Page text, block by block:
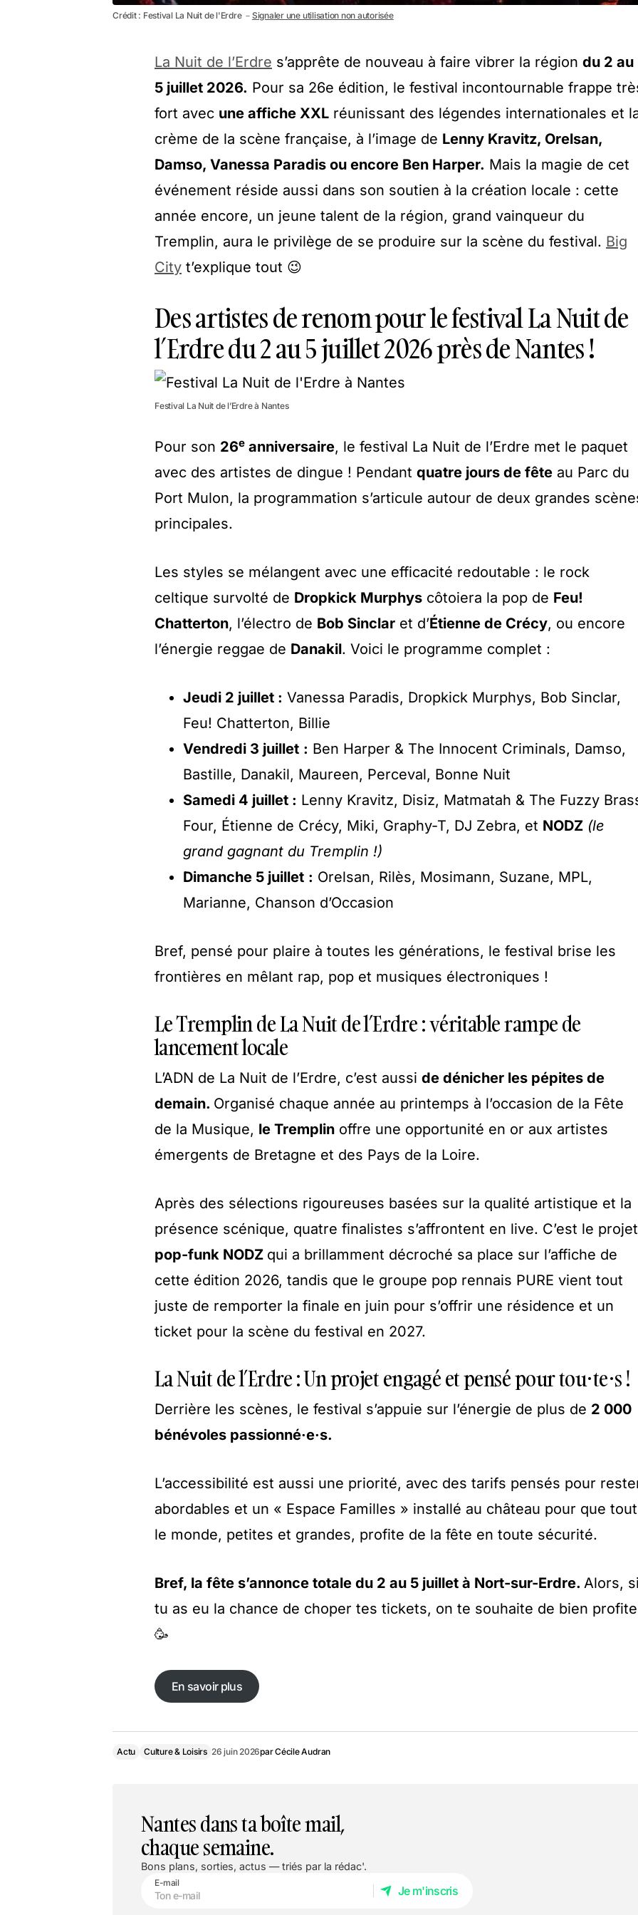
Crédit : Festival La Nuit de l'Erdre － Signaler une utilisation non autorisée
La Nuit de l’Erdre s’apprête de nouveau à faire vibrer la région du 2 au
5 juillet 2026. Pour sa 26e édition, le festival incontournable frappe
fort avec une affiche XXL réunissant des légendes internationales et
crème de la scène française, à l’image de Lenny Kravitz, Orelsan,
Damso, Vanessa Paradis ou encore Ben Harper. Mais la magie de cet
événement réside aussi dans son soutien à la création locale : cette
année encore, un jeune talent de la région, grand vainqueur du
Tremplin, aura le privilège de se produire sur la scène du festival. Big
City t’explique tout 😉
Des artistes de renom pour le festival La Nuit de
l’Erdre du 2 au 5 juillet 2026 près de Nantes !
Festival La Nuit de l’Erdre à Nantes
Pour son 26e anniversaire, le festival La Nuit de l’Erdre met le paquet
avec des artistes de dingue ! Pendant quatre jours de fête au Parc du
Port Mulon, la programmation s’articule autour de deux grandes
principales.
Les styles se mélangent avec une efficacité redoutable : le rock
celtique survolté de Dropkick Murphys côtoiera la pop de Feu!
Chatterton, l’électro de Bob Sinclar et d’Étienne de Crécy, ou encore
l’énergie reggae de Danakil. Voici le programme complet :
Jeudi 2 juillet : Vanessa Paradis, Dropkick Murphys, Bob Sinclar,
Feu! Chatterton, Billie
Vendredi 3 juillet : Ben Harper & The Innocent Criminals, Damso,
Bastille, Danakil, Maureen, Perceval, Bonne Nuit
Samedi 4 juillet : Lenny Kravitz, Disiz, Matmatah & The Fuzzy
Four, Étienne de Crécy, Miki, Graphy-T, DJ Zebra, et NODZ (le
grand gagnant du Tremplin !)
Dimanche 5 juillet : Orelsan, Rilès, Mosimann, Suzane, MPL,
Marianne, Chanson d’Occasion
Bref, pensé pour plaire à toutes les générations, le festival brise les
frontières en mêlant rap, pop et musiques électroniques !
Le Tremplin de La Nuit de l’Erdre : véritable rampe de
lancement locale
L’ADN de La Nuit de l’Erdre, c’est aussi de dénicher les pépites de
demain. Organisé chaque année au printemps à l’occasion de la Fête
de la Musique, le Tremplin offre une opportunité en or aux artistes
émergents de Bretagne et des Pays de la Loire.
Après des sélections rigoureuses basées sur la qualité artistique et la
présence scénique, quatre finalistes s’affrontent en live. C’est le projet
pop-funk NODZ qui a brillamment décroché sa place sur l’affiche de
cette édition 2026, tandis que le groupe pop rennais PURE vient tout
juste de remporter la finale en juin pour s’offrir une résidence et un
ticket pour la scène du festival en 2027.
La Nuit de l’Erdre : Un projet engagé et pensé pour tou·te·s !
Derrière les scènes, le festival s’appuie sur l’énergie de plus de 2 000
bénévoles passionné·e·s.
L’accessibilité est aussi une priorité, avec des tarifs pensés pour
abordables et un « Espace Familles » installé au château pour que tout
le monde, petites et grandes, profite de la fête en toute sécurité.
Bref, la fête s’annonce totale du 2 au 5 juillet à Nort-sur-Erdre. Alors,
tu as eu la chance de choper tes tickets, on te souhaite de bien
🥳
En savoir plus
En savoir plus
Actu Culture & Loisirs 26 juin 2026parCécile Audran
Nantes dans ta boîte mail,
chaque semaine.
Bons plans, sorties, actus — triés par la rédac'.
E-mail
Je m'inscris